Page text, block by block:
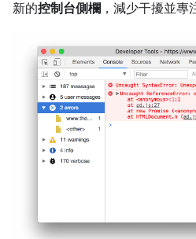
新的控制台側欄 ，減少干擾並專